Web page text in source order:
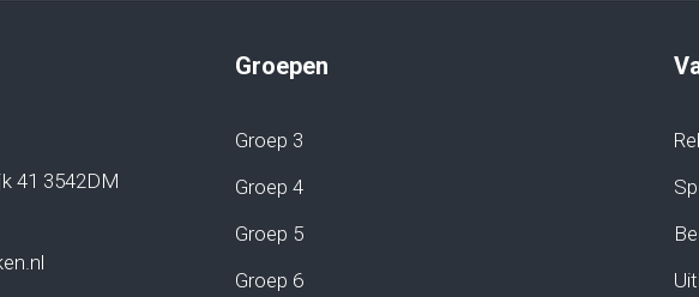
41 3542DM
Groepen
Groep 3
Groep 4
Groep 5
Groep 6